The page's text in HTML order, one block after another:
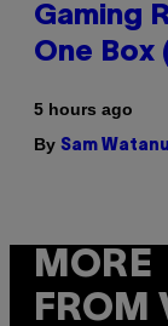
Gaming
One Box
5 hours ago
By Sam
MORE
FROM